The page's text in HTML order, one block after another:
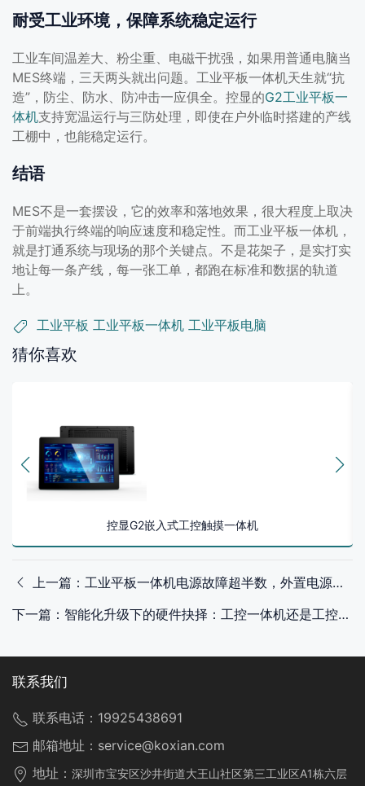
耐受工业环境，保障系统稳定运行
工业车间温差大、粉尘重、电磁干扰强，如果用普通电脑当
MES终端，三天两头就出问题。工业平板一体机天生就“抗
造”，防尘、防水、防冲击一应俱全。控显的G2工业平板一
体机支持宽温运行与三防处理，即使在户外临时搭建的产线
工棚中，也能稳定运行。
结语
MES不是一套摆设，它的效率和落地效果，很大程度上取决
于前端执行终端的响应速度和稳定性。而工业平板一体机，
就是打通系统与现场的那个关键点。不是花架子，是实打实
地让每一条产线，每一张工单，都跑在标准和数据的轨道
上。
工业平板 工业平板一体机 工业平板电脑
猜你喜欢
控显G2嵌入式工控触摸一体机
上一篇：工业平板一体机电源故障超半数，外置电源成最优解决方案
下一篇：智能化升级下的硬件抉择：工控一体机还是工控主机更合适？
联系我们
联系电话： 19925438691
邮箱地址： service@koxian.com
地址： 深圳市宝安区沙井街道大王山社区第三工业区A1栋六层